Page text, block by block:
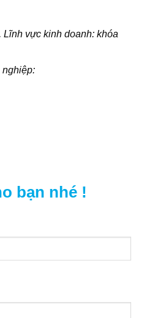
vực kinh doanh: khóa
nghiệp:
bạn nhé !